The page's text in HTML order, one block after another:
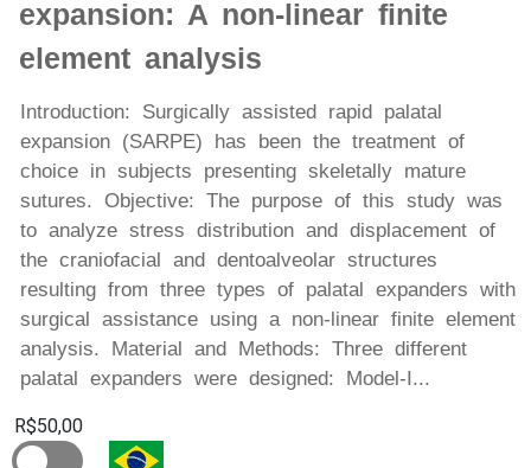
expansion: A non-linear finite
element analysis
Introduction: Surgically assisted rapid palatal
expansion (SARPE) has been the treatment of
choice in subjects presenting skeletally mature
sutures. Objective: The purpose of this study was
to analyze stress distribution and displacement of
the craniofacial and dentoalveolar structures
resulting from three types of palatal expanders with
surgical assistance using a non-linear finite element
analysis. Material and Methods: Three different
palatal expanders were designed: Model-I...
R$50,00